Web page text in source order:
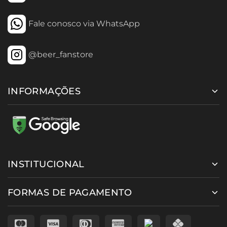
Fale conosco via WhatsApp
@beer_fanstore
INFORMAÇÕES
INSTITUCIONAL
FORMAS DE PAGAMENTO